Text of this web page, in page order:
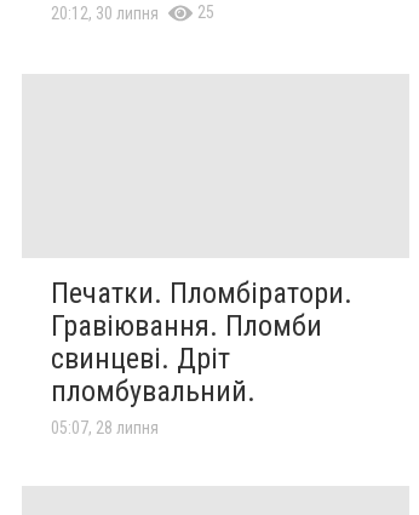
20:12, 30 липня 25
Печатки. Пломбіратори.
Гравіювання. Пломби
свинцеві. Дріт
пломбувальний.
05:07, 28 липня